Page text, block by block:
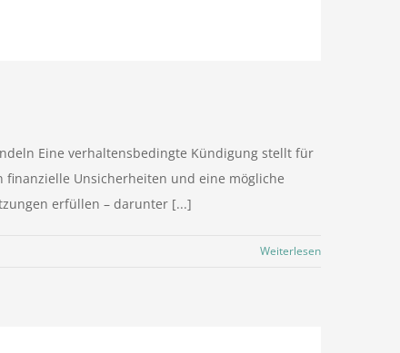
Eine verhaltensbedingte Kündigung stellt für
Unsicherheiten und eine mögliche
erfüllen – darunter [...]
Weiterlesen